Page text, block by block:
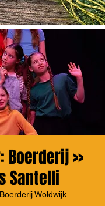
Boerderij >>
Santelli
Boerderij Woldwijk